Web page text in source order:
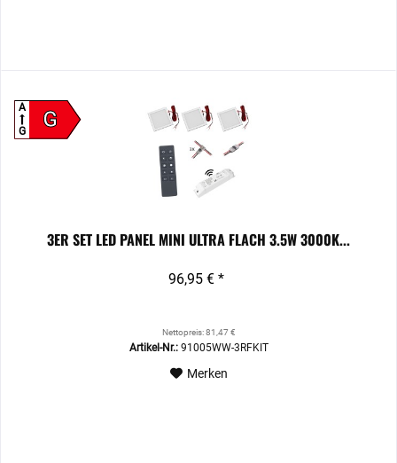
G
A
G
3ER SET LED PANEL MINI ULTRA FLACH 3.5W 3000K...
96,95 € *
Nettopreis: 81,47 €
Artikel-Nr.:91005WW-3RFKIT
Merken